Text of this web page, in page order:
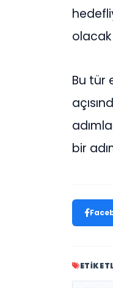
olacak
Bu tür
bir